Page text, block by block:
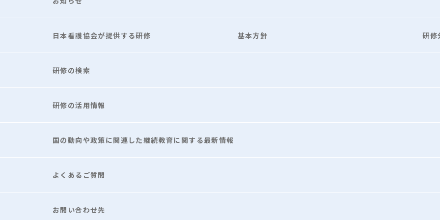
日本看護協会が提供する研修 基本方針 研修
研修の検索
研修の活用情報
国の動向や政策に関連した継続教育に関する最新情報
よくあるご質問
お問い合わせ先